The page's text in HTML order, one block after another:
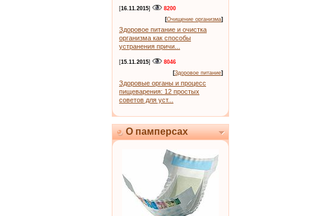
[16.11.2015]
8200
[Очищение организма]
Здоровое питание и очистка
организма как способы
устранения причи...
[15.11.2015]
8046
[Здоровое питание]
Здоровые органы и процесс
пищеварения: 12 простых
советов для уст...
О памперсах